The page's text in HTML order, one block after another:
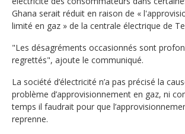
Ghana serait réduit en raison de «
limité en gaz » de la centrale électrique de
"Les désagréments occasionnés sont
regrettés", ajoute le communiqué.
La société d’électricité n’a pas précisé la
problème d’approvisionnement en gaz, ni
temps il faudrait pour que
reprenne.